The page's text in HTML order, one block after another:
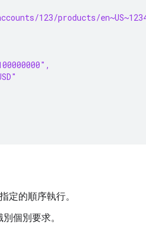
123/products/
定的順序執行。
別個別要求。